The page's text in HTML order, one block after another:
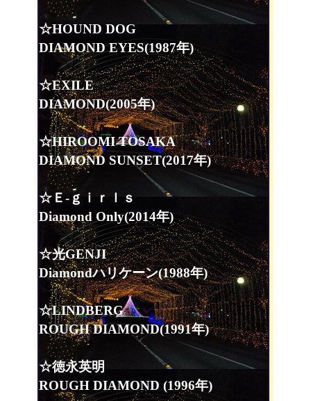
☆HOUND DOG
DIAMOND EYES(1987年)
☆EXILE
DIAMOND(2005年)
☆HIROOMI TOSAKA
DIAMOND SUNSET(2017年)
☆Ｅ-ｇｉｒｌｓ
Diamond Only(2014年)
☆光GENJI
Diamondハリケーン(1988年)
☆LINDBERG
ROUGH DIAMOND(1991年)
☆徳永英明
ROUGH DIAMOND (1996年)